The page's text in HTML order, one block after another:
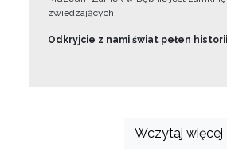
zwiedzających.
Odkryjcie z nami świat pełen
Wczytaj więcej